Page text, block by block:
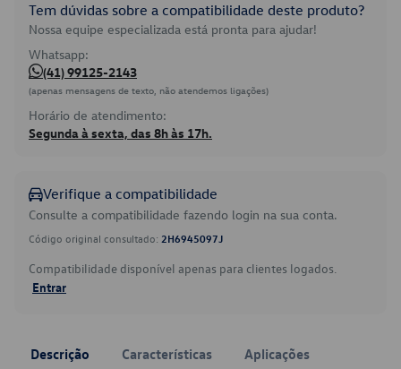
Tem dúvidas sobre a compatibilidade deste produto?
Nossa equipe especializada está pronta para ajudar!
Whatsapp:
(41) 99125-2143
(apenas mensagens de texto, não atendemos ligações)
Horário de atendimento:
Segunda à sexta, das 8h às 17h.
Verifique a compatibilidade
Consulte a compatibilidade fazendo login na sua conta.
Código original consultado: 2H6945097J
Compatibilidade disponível apenas para clientes logados.
Entrar
Descrição Características Aplicações